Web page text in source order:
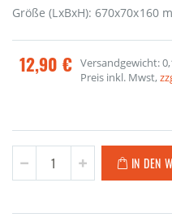
Größe (LxBxH): 670x70x160
12,90 € Versandgewicht:
Preis inkl. Mwst,
IN DEN